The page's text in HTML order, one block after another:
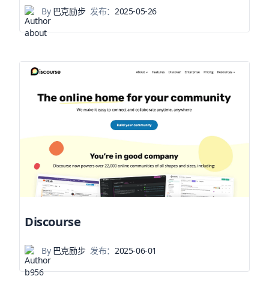
By巴克励步 发布： 2025-05-26
Discourse
By巴克励步 发布： 2025-06-01